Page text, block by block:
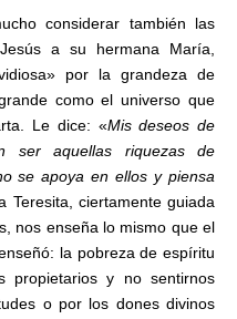
considerar también las
a su hermana María,
por la grandeza de
como el universo que
Le dice: «Mis deseos de
ser aquellas riquezas de
se apoya en ellos y piensa
Teresita, ciertamente guiada
nos enseña lo mismo que el
la pobreza de espíritu
propietarios y no sentirnos
o por los dones divinos